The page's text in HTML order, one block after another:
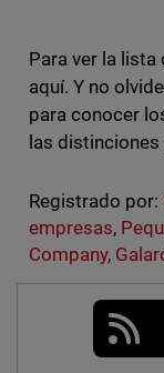
Para ver la
aquí. Y no
para conocer
las
Registrado por:
empresas,
Company,